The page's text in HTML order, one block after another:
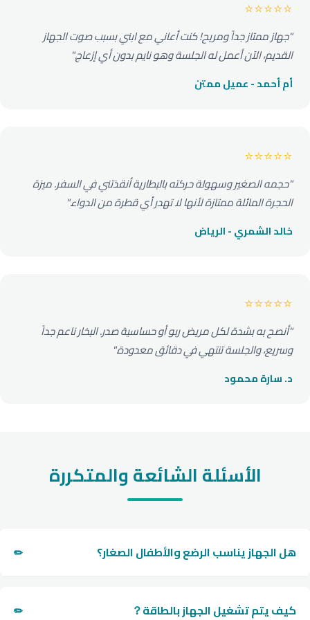
⭐⭐⭐⭐⭐
"جهاز ممتاز جداً ومريح! كنت أعاني مع ابني بسبب صوت الجهاز
القديم، الآن أعمل له الجلسة وهو نايم بدون أي إزعاج."
أم أحمد - عميل ممتن
⭐⭐⭐⭐⭐
"حجمه الصغير وسهولة حركته بالبطارية أنقذتني في السفر. ميزة
الحجرة المائلة ممتازة لأنها لا تهدر أي قطرة من الدواء."
خالد الشمري - الرياض
⭐⭐⭐⭐⭐
"أنصح به بشدة لكل مريض ربو أو حساسية صدر. البخار ناعم جداً
وسريع، والجلسة تنتهي في دقائق معدودة."
د. سارة محمود
الأسئلة الشائعة والمتكررة
هل الجهاز يناسب الرضع والأطفال الصغار؟
منخفض برذاذ رقيق ولطيف يناسب الرضع والأطفال لامتصاص
كيف يتم تشغيل الجهاز بالطاقة？